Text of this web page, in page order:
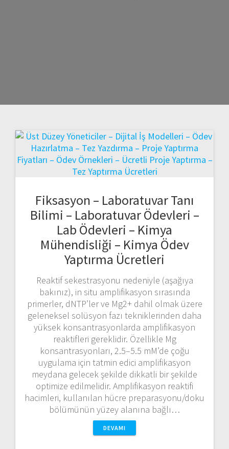
Fiksasyon – Laboratuvar Tanı
Bilimi – Laboratuvar Ödevleri –
Lab Ödevleri – Kimya
Mühendisliği – Kimya Ödev
Yaptırma Ücretleri
Reaktif sekestrasyonu nedeniyle (aşağıya
bakınız), in situ amplifikasyon sırasında
primerler, dNTP’ler ve Mg2+ dahil olmak üzere
geleneksel solüsyon fazı tekniklerinden daha
yüksek konsantrasyonlarda amplifikasyon
reaktifleri gereklidir. Özellikle Mg
konsantrasyonları, 2.5–5.5 mM’de çoğu
uygulama için tatmin edici amplifikasyon
meydana gelecek şekilde dikkatli bir şekilde
optimize edilmelidir. Amplifikasyon reaktifi
hacimleri, kullanılan hücre preparasyonu/doku
bölümünün yüzey alanına bağlı…
DEVAMI